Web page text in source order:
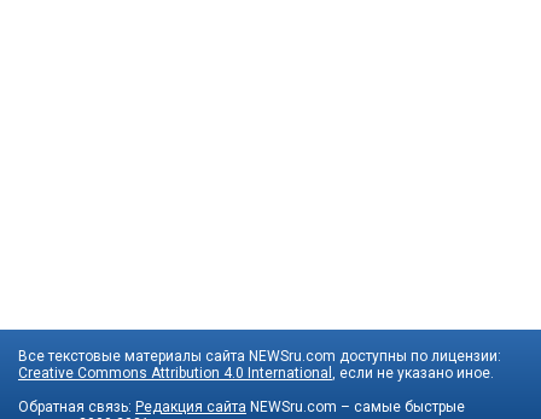
Все текстовые материалы сайта NEWSru.com доступны по лицензии:
Creative Commons Attribution 4.0 International
, если не указано иное.
Обратная связь: Редакция сайта NEWSru.com – самые быстрые